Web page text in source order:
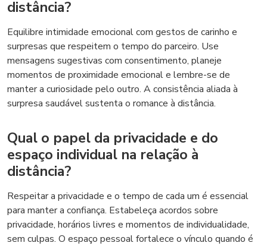
distância?
Equilibre intimidade emocional com gestos de carinho e
surpresas que respeitem o tempo do parceiro. Use
mensagens sugestivas com consentimento, planeje
momentos de proximidade emocional e lembre-se de
manter a curiosidade pelo outro. A consistência aliada à
surpresa saudável sustenta o romance à distância.
Qual o papel da privacidade e do
espaço individual na relação à
distância?
Respeitar a privacidade e o tempo de cada um é essencial
para manter a confiança. Estabeleça acordos sobre
privacidade, horários livres e momentos de individualidade,
sem culpas. O espaço pessoal fortalece o vínculo quando é